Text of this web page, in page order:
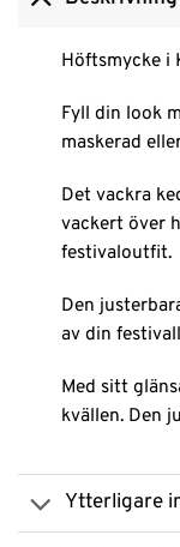
Höftsmycke i
Fyll din look
maskerad
Det vackra
vackert över
festivaloutfit.
Den
av din
Med sitt
kvällen. Den
Ytterligare